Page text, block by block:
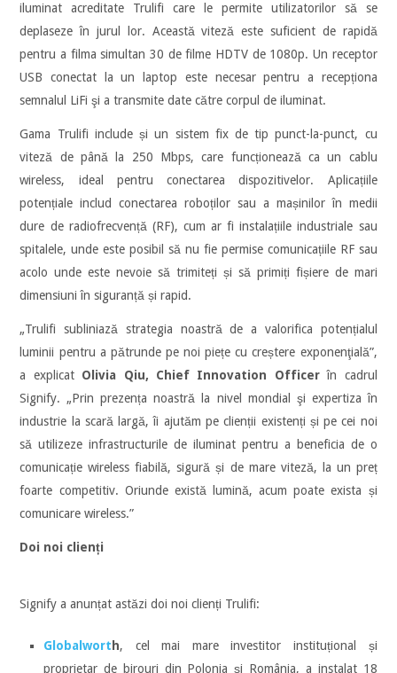
iluminat acreditate Trulifi care le permite utilizatorilor să se
deplaseze în jurul lor. Această viteză este suficient de rapidă
pentru a filma simultan 30 de filme HDTV de 1080p. Un receptor
USB conectat la un laptop este necesar pentru a recepționa
semnalul LiFi şi a transmite date către corpul de iluminat.
Gama Trulifi include și un sistem fix de tip punct-la-punct, cu
viteză de până la 250 Mbps, care funcționează ca un cablu
wireless, ideal pentru conectarea dispozitivelor. Aplicațiile
potențiale includ conectarea roboților sau a mașinilor în medii
dure de radiofrecvență (RF), cum ar fi instalațiile industriale sau
spitalele, unde este posibil să nu fie permise comunicațiile RF sau
acolo unde este nevoie să trimiteți și să primiți fișiere de mari
dimensiuni în siguranță și rapid.
„Trulifi subliniază strategia noastră de a valorifica potențialul
luminii pentru a pătrunde pe noi piețe cu creștere exponenţială”,
a explicat Olivia Qiu, Chief Innovation Officerîn cadrul
Signify. „Prin prezența noastră la nivel mondial şi expertiza în
industrie la scară largă, îi ajutăm pe clienții existenți și pe cei noi
să utilizeze infrastructurile de iluminat pentru a beneficia de o
comunicație wireless fiabilă, sigură și de mare viteză, la un preț
foarte competitiv. Oriunde există lumină, acum poate exista și
comunicare wireless.”
Doi noi clienți
Signify a anunțat astăzi doi noi clienți Trulifi:
Globalwort h, cel mai mare investitor instituțional și
proprietar de birouri din Polonia și România, a instalat 18